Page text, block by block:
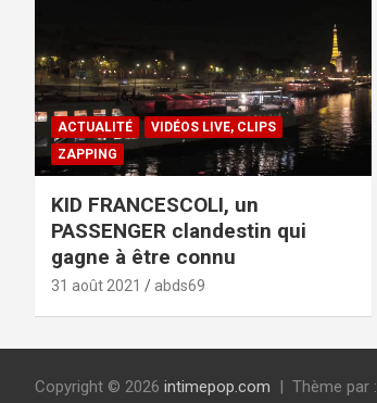
ACTUALITÉ
VIDÉOS LIVE, CLIPS
ZAPPING
KID FRANCESCOLI, un
PASSENGER clandestin qui
gagne à être connu
31 août 2021 abds69
Copyright © 2026 intimepop.com Thème par :